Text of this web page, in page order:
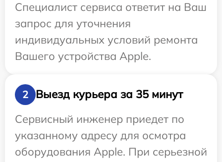
Специалист сервиса ответит на Ваш
запрос для уточнения
индивидуальных условий ремонта
Вашего устройства Apple.
2
Выезд курьера за 35 минут
Сервисный инженер приедет по
указанному адресу для осмотра
оборудования Apple. При серьезной